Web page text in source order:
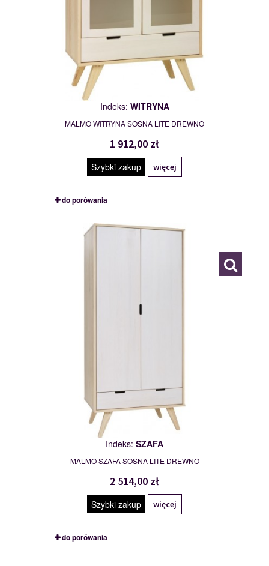
Indeks: WITRYNA
MALMO WITRYNA SOSNA LITE DREWNO
1 912,00 zł
Szybki zakup więcej
do porówania
118317
Indeks: SZAFA
MALMO SZAFA SOSNA LITE DREWNO
2 514,00 zł
Szybki zakup więcej
do porówania